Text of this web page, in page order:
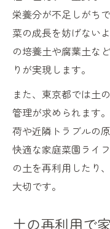
栄養分が不足しがち
菜の成長を妨げない
の培養土や腐葉土な
りが実現します。
また、東京都では土
管理が求められます
荷や近隣トラブルの
快適な家庭菜園ライ
の土を再利用したり
大切です。
土の再利用で